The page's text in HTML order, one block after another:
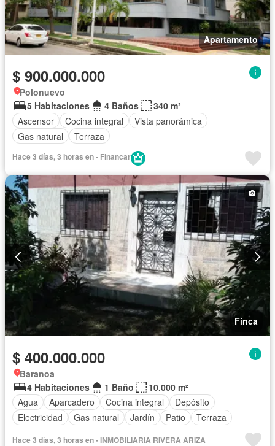
Apartamento
$ 900.000.000
Polonuevo
5 Habitaciones
4 Baños
340 m²
Ascensor
Cocina integral
Vista panorámica
Gas natural
Terraza
Hace 3 días, 3 horas en - Financar
Finca
$ 400.000.000
Baranoa
4 Habitaciones
1 Baño
10.000 m²
Agua
Aparcadero Cocina integral
Depósito
Electricidad
Gas natural Jardín Patio Terraza
Hace 3 días, 3 horas en - INMOBILIARIA RIVERA ARIZA